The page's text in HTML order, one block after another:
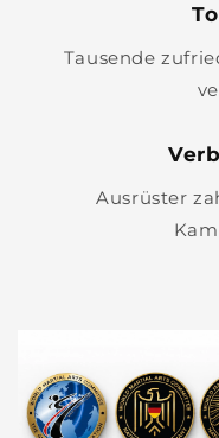
Tausende
Ausrüster